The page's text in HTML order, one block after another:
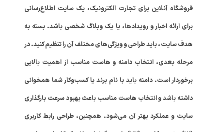
فروشگاه آنلاین برای تجارت الکترونیک، یک سایت اطلاع‌رسانی
برای ارائه اخبار و رویدادها، یا یک وبلاگ شخصی باشد. بسته به
هدف سایت، باید طراحی و ویژگی‌های مختلف آن را تنظیم کنید. در
مرحله بعدی، انتخاب دامنه و هاست مناسب از اهمیت بالایی
برخوردار است. دامنه باید با نام برند یا کسب‌وکار شما همخوانی
داشته باشد و انتخاب هاست مناسب باعث بهبود سرعت بارگذاری
سایت و عملکرد بهتر آن می‌شود. همچنین، طراحی رابط کاربری